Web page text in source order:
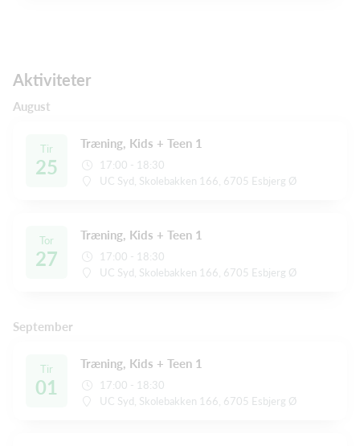
Aktiviteter
August
Tir
25
Træning, Kids + Teen 1
17:00 - 18:30
UC Syd, Skolebakken 166, 6705 Esbjerg Ø
Tor
27
Træning, Kids + Teen 1
17:00 - 18:30
UC Syd, Skolebakken 166, 6705 Esbjerg Ø
September
Tir
01
Træning, Kids + Teen 1
17:00 - 18:30
UC Syd, Skolebakken 166, 6705 Esbjerg Ø